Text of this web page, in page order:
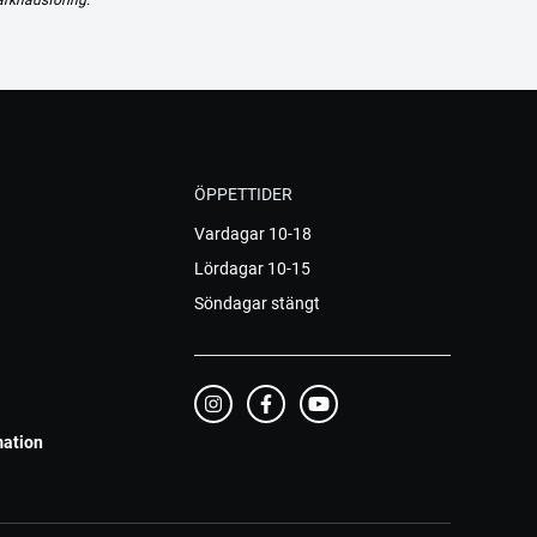
ÖPPETTIDER
Vardagar 10-18
Lördagar 10-15
Söndagar stängt